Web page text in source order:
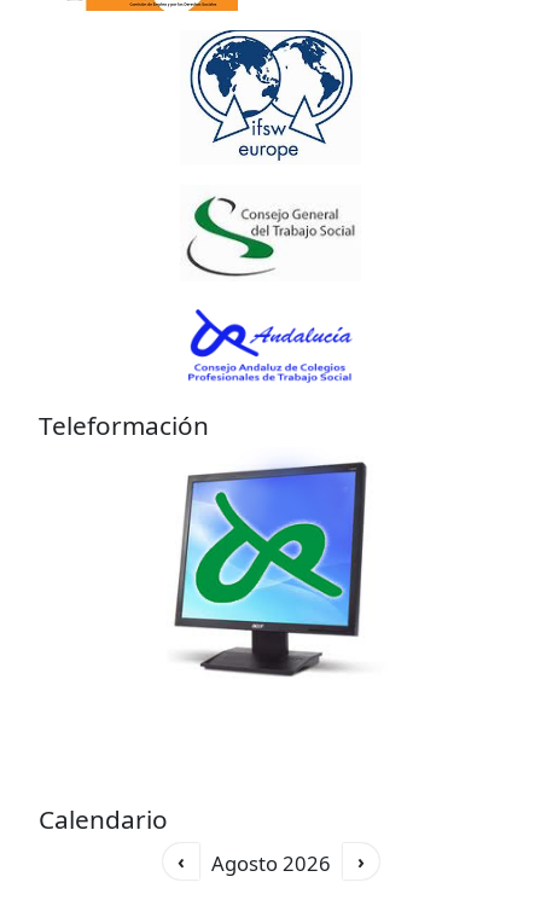
Teleformación
Calendario
‹ Agosto 2026 ›